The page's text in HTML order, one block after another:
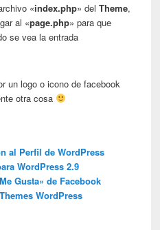
«index.php» delTheme,
al «page.php» para que
se vea la entrada
un logo o icono de facebook
otra cosa
al Perfil de WordPress
WordPress 2.9
Gusta» de Facebook
WordPress